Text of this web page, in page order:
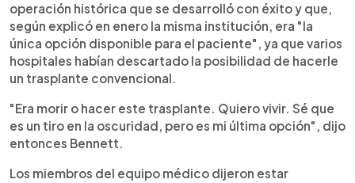
operación histórica que se desarrolló con éxito y que,
según explicó en enero la misma institución, era "la
única opción disponible para el paciente", ya que varios
hospitales habían descartado la posibilidad de hacerle
un trasplante convencional.
"Era morir o hacer este trasplante. Quiero vivir. Sé que
es un tiro en la oscuridad, pero es mi última opción", dijo
entonces Bennett.
Los miembros del equipo médico dijeron estar